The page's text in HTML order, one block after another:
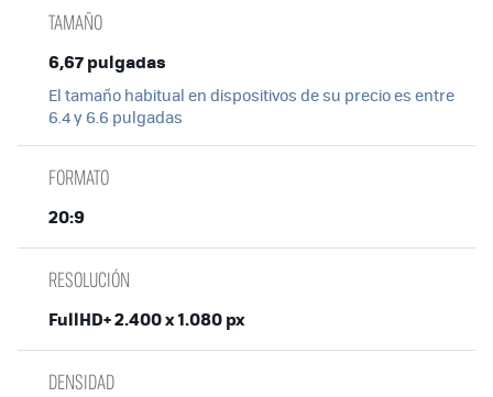
TAMAÑO
6,67 pulgadas
El tamaño habitual en dispositivos de su precio es entre
6.4 y 6.6 pulgadas
FORMATO
20:9
RESOLUCIÓN
FullHD+ 2.400 x 1.080 px
DENSIDAD